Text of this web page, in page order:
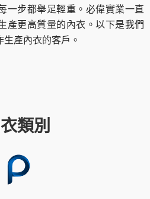
一步都舉足輕重。必偉實業一直
產更高質量的內衣。以下是我們
產內衣的客戶。
類別